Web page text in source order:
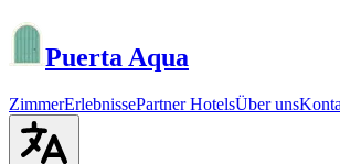
Puerta Aqua
ZimmerErlebnissePartner HotelsÜber uns